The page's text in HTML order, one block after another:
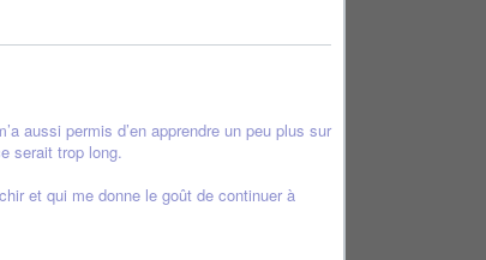
aussi permis d’en apprendre un peu plus sur
serait trop long.
et qui me donne le goût de continuer à